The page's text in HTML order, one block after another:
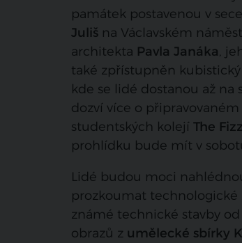
památek postavenou v
Juliš na Václavském
architekta Pavla Janáka,
také zpřístupněn kubistický
kde se lidé dostanou až
dozví více o
studentských kolejí The
prohlídku bude mít v
Lidé budou moci
prozkoumat technologické
známé technické stavby
obrazů z umělecké sbírky